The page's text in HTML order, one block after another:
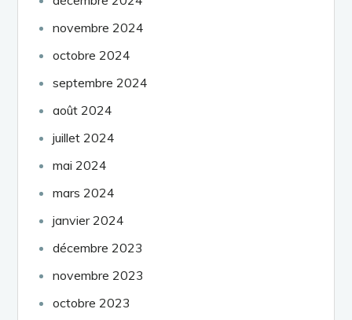
novembre 2024
octobre 2024
septembre 2024
août 2024
juillet 2024
mai 2024
mars 2024
janvier 2024
décembre 2023
novembre 2023
octobre 2023